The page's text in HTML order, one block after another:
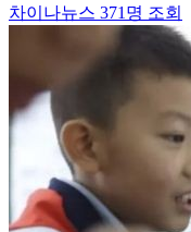
차이나뉴스 371명 조회